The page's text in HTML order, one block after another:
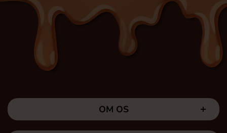
OM OS